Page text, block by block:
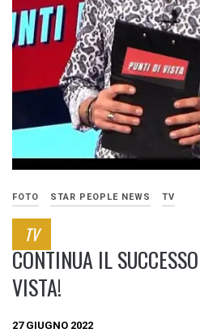
FOTO STAR PEOPLE NEWS TV
TV
CONTINUA IL
VISTA!
27 GIUGNO 2022